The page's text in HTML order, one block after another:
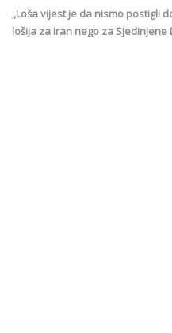
„Loša vijest je da nismo postigli
lošija za Iran nego za Sjedinjene